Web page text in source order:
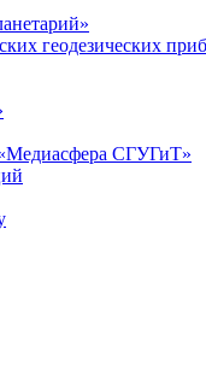
геодезических
СГУГиТ»